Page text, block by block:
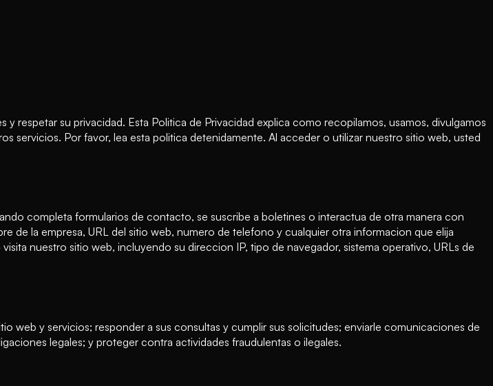
respetar su privacidad. Esta Politica de Privacidad explica como recopilamos, usamos, divulgamos
Por favor, lea esta politica detenidamente. Al acceder o utilizar nuestro sitio web, usted
completa formularios de contacto, se suscribe a boletines o interactua de otra manera con
la empresa, URL del sitio web, numero de telefono y cualquier otra informacion que elija
nuestro sitio web, incluyendo su direccion IP, tipo de navegador, sistema operativo, URLs de
web y servicios; responder a sus consultas y cumplir sus solicitudes; enviarle comunicaciones de
legales; y proteger contra actividades fraudulentas o ilegales.